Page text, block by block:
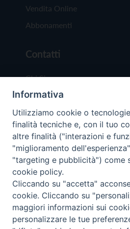
Vendita Online
Abbonamenti
Contatti
Chi Siamo
Redazione
Scrivici
Copyright © 2019 -
Trentina Editrice
Privacy Policy
Informativa
Utilizziamo cookie o
finalità tecniche e, con il tuo
altre finalità ("interazioni e
"miglioramento
"targeting e pubblicità") come
cookie policy.
Cliccando su "accetta"
cookie. Cliccando su
maggiori informazioni sui
personalizzare le tue